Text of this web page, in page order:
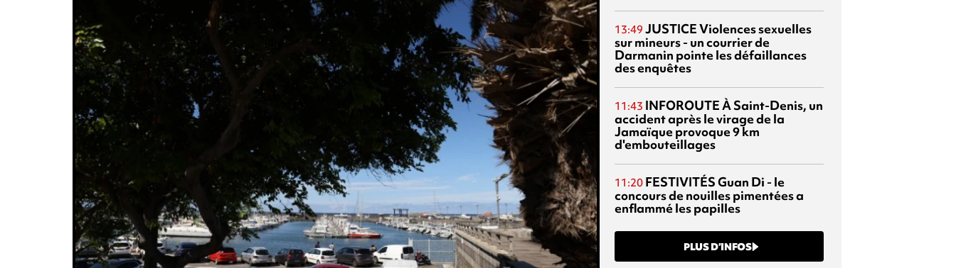
13:49 JUSTICEViolences sexuelles
sur mineurs - un courrier de
Darmanin pointe les défaillances
des enquêtes
11:43 INFOROUTEÀ Saint-Denis, un
accident après le virage de la
Jamaïque provoque 9 km
d'embouteillages
11:20 FESTIVITÉSGuan Di - le
concours de nouilles pimentées a
enflammé les papilles
PLUS D’INFOS